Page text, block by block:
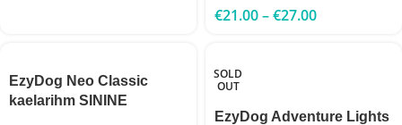
€21.00–€27.00
EzyDog Neo Classic
kaelarihm SININE
SOLD
OUT
EzyDog Adventure Lights